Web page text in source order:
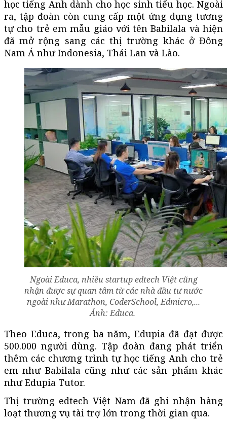
học tiếng Anh dành cho học sinh tiểu học. Ngoài
ra, tập đoàn còn cung cấp một ứng dụng tương
tự cho trẻ em mẫu giáo với tên Babilala và hiện
đã mở rộng sang các thị trường khác ở Đông
Nam Á như Indonesia, Thái Lan và Lào.
Ngoài Educa, nhiều startup edtech Việt cũng
nhận được sự quan tâm từ các nhà đầu tư nước
ngoài như Marathon, CoderSchool, Edmicro,...
Ảnh: Educa.
Theo Educa, trong ba năm, Edupia đã đạt được
500.000 người dùng. Tập đoàn đang phát triển
thêm các chương trình tự học tiếng Anh cho trẻ
em như Babilala cũng như các sản phẩm khác
như Edupia Tutor.
Thị trường edtech Việt Nam đã ghi nhận hàng
loạt thương vụ tài trợ lớn trong thời gian qua.